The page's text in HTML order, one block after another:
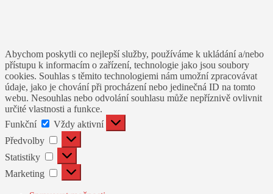
Abychom poskytli co nejlepší služby, používáme k ukládání a/nebo
přístupu k informacím o zařízení, technologie jako jsou soubory
cookies. Souhlas s těmito technologiemi nám umožní zpracovávat
údaje, jako je chování při procházení nebo jedinečná ID na tomto
webu. Nesouhlas nebo odvolání souhlasu může nepříznivě ovlivnit
určité vlastnosti a funkce.
Funkční
Funkční
Vždy aktivní
Předvolby
Předvolby
Statistiky Statistiky
Marketing Marketing